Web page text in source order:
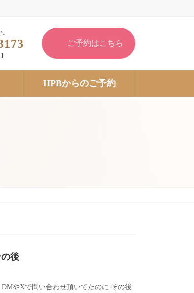
]
ご予約はこちら
HPBからのご予約
後
DMやXで問い合わせ頂いてたのに その後